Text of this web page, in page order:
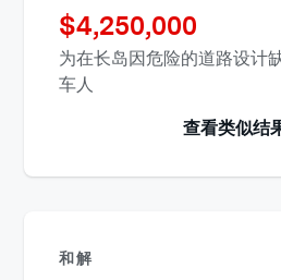
$4,250,000
为在长岛因危险的道路设计
车人
查看类似结
和解